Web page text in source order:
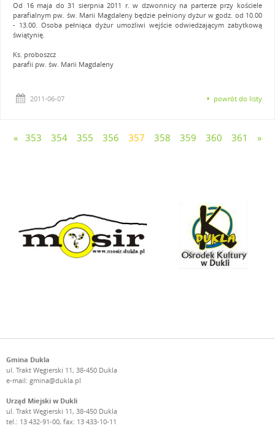
Od 16 maja do 31 sierpnia 2011 r. w dzwonnicy na parterze przy kościele
parafialnym pw. św. Marii Magdaleny będzie pełniony dyżur w godz. od 10.00
- 13.00. Osoba pełniąca dyżur umożliwi wejście odwiedzającym zabytkową
świątynię.
Ks. proboszcz
parafii pw. św. Marii Magdaleny
2011-06-07 powrót do listy
« 353 354 355 356 357 358 359 360 361 »
Gmina Dukla
ul. Trakt Węgierski 11, 38-450 Dukla
e-mail: gmina@dukla.pl
Urząd Miejski w Dukli
ul. Trakt Węgierski 11, 38-450 Dukla
tel.: 13 432-91-00, fax: 13 433-10-11